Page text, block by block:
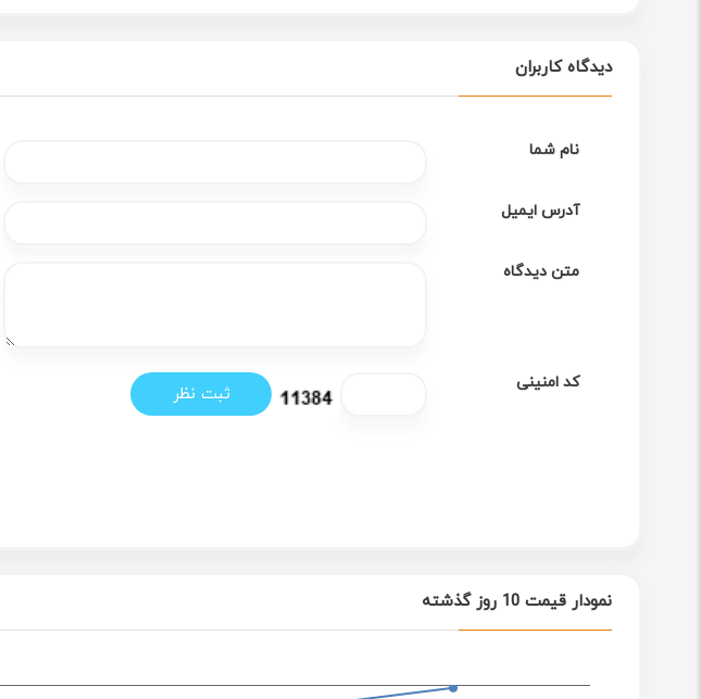
دیدگاه کاربران
نام شما
آدرس ایمیل
متن دیدگاه
کد امنینی
نمودار قیمت 10 روز گذشته